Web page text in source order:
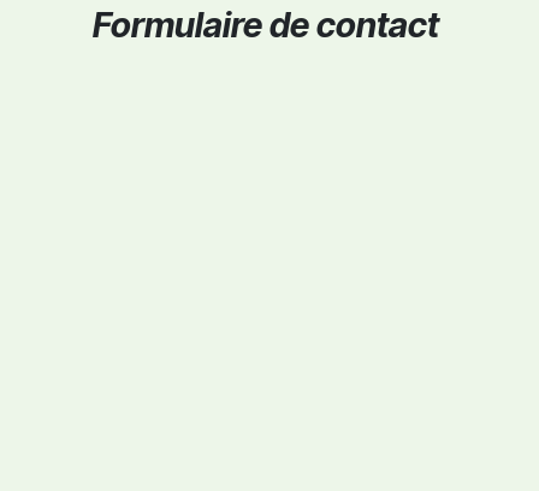
Formulaire de contact